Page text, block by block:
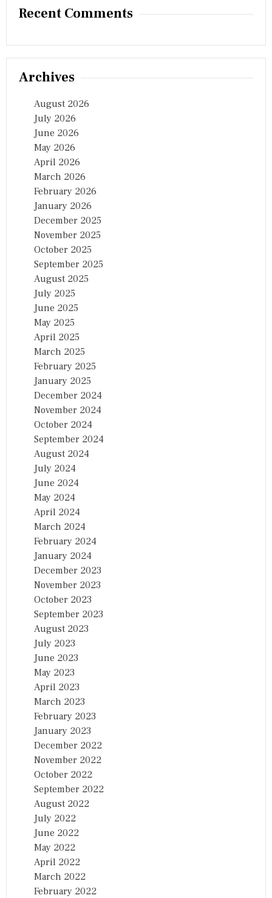
E
4
Recent Comments
Archives
August 2026
July 2026
June 2026
May 2026
April 2026
March 2026
February 2026
January 2026
December 2025
November 2025
October 2025
September 2025
August 2025
July 2025
June 2025
May 2025
April 2025
March 2025
February 2025
January 2025
December 2024
November 2024
October 2024
September 2024
August 2024
July 2024
June 2024
May 2024
April 2024
March 2024
February 2024
January 2024
December 2023
November 2023
October 2023
September 2023
August 2023
July 2023
June 2023
May 2023
April 2023
March 2023
February 2023
January 2023
December 2022
November 2022
October 2022
September 2022
August 2022
July 2022
June 2022
May 2022
April 2022
March 2022
February 2022